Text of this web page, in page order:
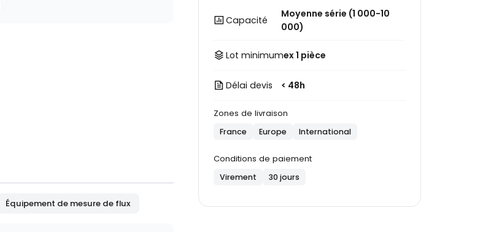
Équipement de mesure de flux
Capacité
Moyenne série (1 000-10
000)
Lot minimumex 1 pièce
Délai devis < 48h
Zones de livraison
France Europe International
Conditions de paiement
Virement 30 jours